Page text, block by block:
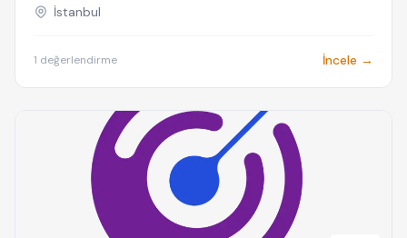
İstanbul
1 değerlendirme İncele →